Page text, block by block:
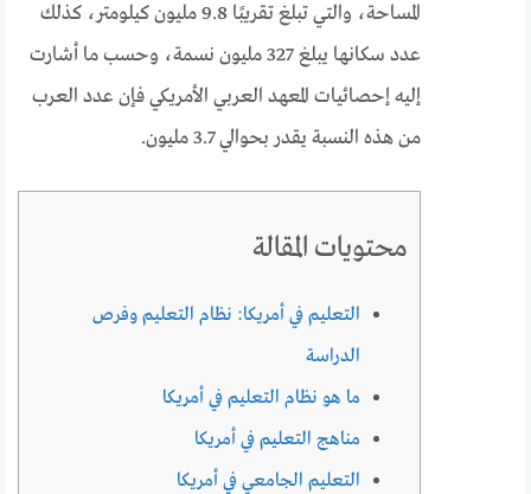
المساحة، والتي تبلغ تقريبًا 9.8 مليون كيلومتر، كذلك
عدد سكانها يبلغ 327 مليون نسمة، وحسب ما أشارت
إليه إحصائيات المعهد العربي الأمريكي فإن عدد العرب
من هذه النسبة يقدر بحوالي 3.7 مليون.
محتويات المقالة
التعليم في أمريكا: نظام التعليم وفرص
الدراسة
ما هو نظام التعليم في أمريكا
مناهج التعليم في أمريكا
التعليم الجامعي في أمريكا